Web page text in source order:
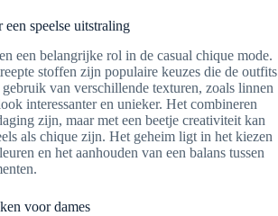
speelse uitstraling
een belangrijke rol in de casual chique mode.
stoffen zijn populaire keuzes die de outfits
van verschillende texturen, zoals linnen
interessanter en unieker. Het combineren
zijn, maar met een beetje creativiteit kan
als chique zijn. Het geheim ligt in het kiezen
en het aanhouden van een balans tussen
voor dames